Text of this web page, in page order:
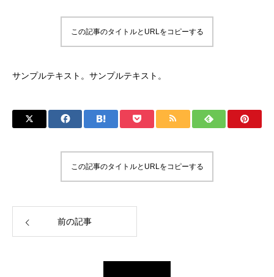
この記事のタイトルとURLをコピーする
サンプルテキスト。サンプルテキスト。
この記事のタイトルとURLをコピーする
前の記事